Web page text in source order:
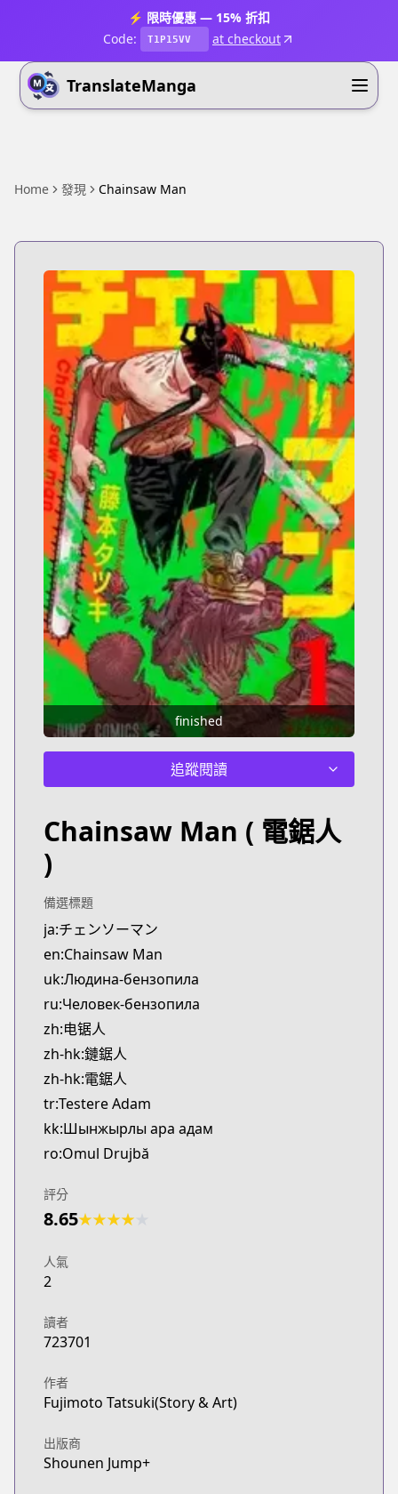
⚡ 限時優惠 — 15% 折扣
Code:
T1P15VV at checkout
TranslateManga
Home 發現 Chainsaw Man
finished
追蹤閱讀
Chainsaw Man ( 電鋸人
)
備選標題
ja:チェンソーマン
en:Chainsaw Man
uk:Людина-бензопила
ru:Человек-бензопила
zh:电锯人
zh-hk:鏈鋸人
zh-hk:電鋸人
tr:Testere Adam
kk:Шынжырлы ара адам
ro:Omul Drujbă
評分
8.65★★★★
人氣
2
讀者
723701
作者
Fujimoto Tatsuki(Story & Art)
出版商
Shounen Jump+